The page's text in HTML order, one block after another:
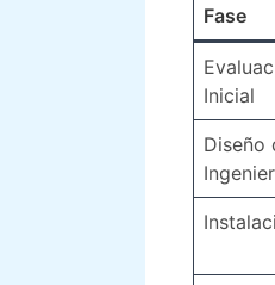
Fase
Inicial
Diseño